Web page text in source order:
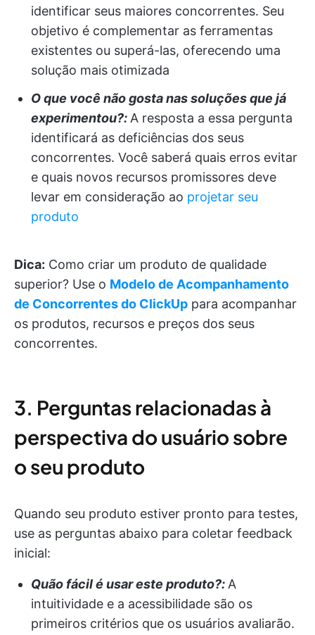
identificar seus maiores concorrentes. Seu
objetivo é complementar as ferramentas
existentes ou superá-las, oferecendo uma
solução mais otimizada
O que você não gosta nas soluções que já
experimentou?: A resposta a essa pergunta
identificará as deficiências dos seus
concorrentes. Você saberá quais erros evitar
e quais novos recursos promissores deve
levar em consideração ao projetar seu
produto
Dica: Como criar um produto de qualidade
superior? Use o Modelo de Acompanhamento
de Concorrentes do ClickUp para acompanhar
os produtos, recursos e preços dos seus
concorrentes.
3. Perguntas relacionadas à
perspectiva do usuário sobre
o seu produto
Quando seu produto estiver pronto para testes,
use as perguntas abaixo para coletar feedback
inicial:
Quão fácil é usar este produto?: A
intuitividade e a acessibilidade são os
primeiros critérios que os usuários avaliarão.